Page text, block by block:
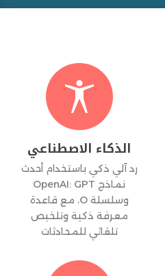

الذكاء الاصطناعي
رد آلي ذكي باستخدام أحدث
نماذج OpenAI: GPT
وسلسلة O، مع قاعدة
معرفة ذكية وتلخيص
تلقائي للمحادثات